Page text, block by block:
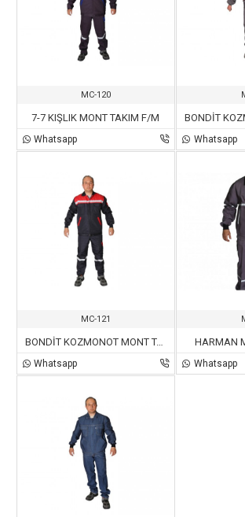
MC-120
7-7 KIŞLIK MONT TAKIM F/M
Whatsapp Whatsapp
MC-121
BONDİT KOZMONOT MONT TAKIM
Whatsapp
HARMAN
Whatsapp